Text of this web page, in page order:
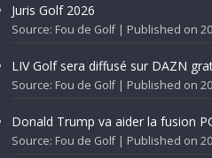
Juris Golf 2026
Source: Fou de Golf Published on
LIV Golf sera diffusé sur DAZN
Source: Fou de Golf Published on
Donald Trump va aider la fusion
Source: Fou de Golf Published on